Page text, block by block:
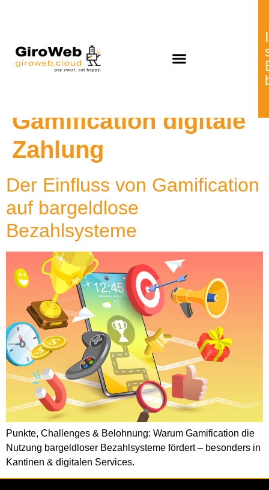
Gamification digitale
Zahlung
Der Einfluss von Gamification
auf bargeldlose
Bezahlsysteme
Punkte, Challenges & Belohnung: Warum Gamification die
Nutzung bargeldloser Bezahlsysteme fördert – besonders in
Kantinen & digitalen Services.